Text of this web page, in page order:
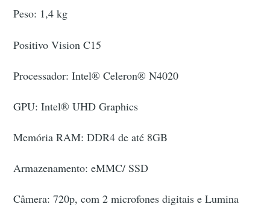
Peso: 1,4 kg
Positivo Vision C15
Processador: Intel® Celeron® N4020
GPU: Intel® UHD Graphics
Memória RAM: DDR4 de até 8GB
Armazenamento: eMMC/ SSD
Câmera: 720p, com 2 microfones digitais e Lumina